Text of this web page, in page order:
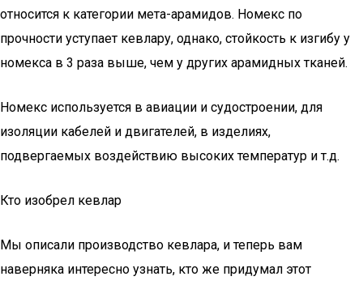
относится к категории мета-арамидов. Номекс по
прочности уступает кевлару, однако, стойкость к изгибу у
номекса в 3 раза выше, чем у других арамидных тканей.
Номекс используется в авиации и судостроении, для
изоляции кабелей и двигателей, в изделиях,
подвергаемых воздействию высоких температур и т.д.
Кто изобрел кевлар
Мы описали производство кевлара, и теперь вам
наверняка интересно узнать, кто же придумал этот